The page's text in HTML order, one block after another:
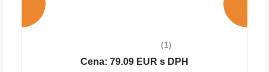
(1)
Cena: 79.09 EUR s DPH